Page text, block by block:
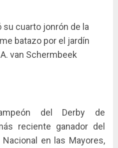
su cuarto jonrón de la
batazo por el jardín
van Schermbeek
del Derby de
reciente ganador del
en las Mayores,